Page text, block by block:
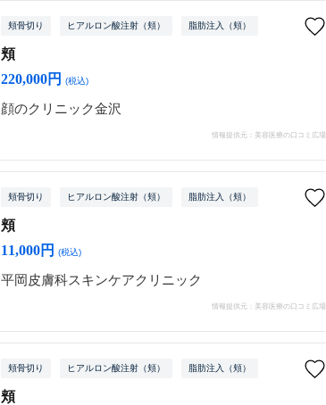
頬骨切り ヒアルロン酸注射（頬） 脂肪注入（頬）
頬
220,000円
(税込)
顔のクリニック金沢
情報提供元：美容医療の口コミ広場
頬骨切り ヒアルロン酸注射（頬） 脂肪注入（頬）
頬
11,000円
(税込)
平岡皮膚科スキンケアクリニック
情報提供元：美容医療の口コミ広場
頬骨切り ヒアルロン酸注射（頬） 脂肪注入（頬）
頬